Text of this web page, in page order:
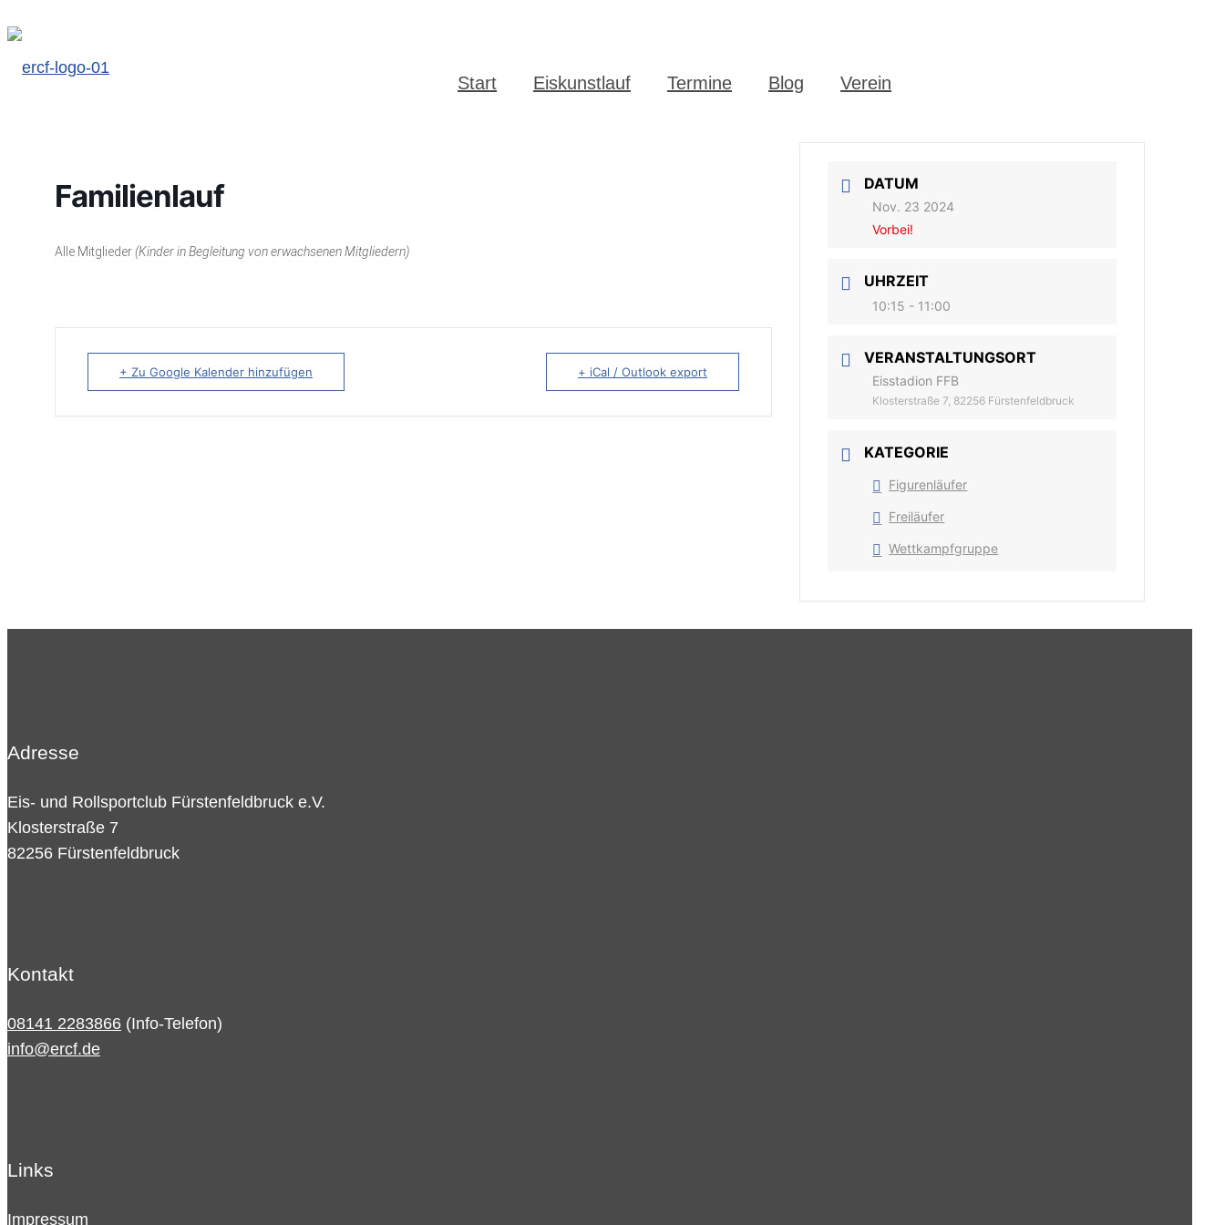
Start Eiskunstlauf Termine Blog Verein
Familienlauf
Alle Mitglieder(Kinder in Begleitung von erwachsenen Mitgliedern)
+ Zu Google Kalender hinzufügen + iCal / Outlook export
DATUM
Nov. 23 2024
Vorbei!
UHRZEIT
10:15 - 11:00
VERANSTALTUNGSORT
Eisstadion FFB
Klosterstraße 7, 82256 Fürstenfeldbruck
KATEGORIE
Figurenläufer
Freiläufer
Wettkampfgruppe
Adresse
Eis- und Rollsportclub Fürstenfeldbruck e.V.
Klosterstraße 7
82256 Fürstenfeldbruck
Kontakt
08141 2283866 (Info-Telefon)
info@ercf.de
Links
Impressum